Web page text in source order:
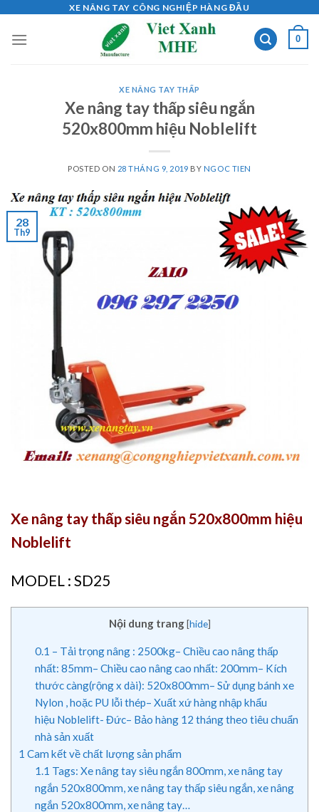
content
XE NÂNG TAY CÔNG NGHIỆP HÀNG ĐẦU
0
XE NÂNG TAY THẤP
Xe nâng tay thấp siêu ngắn
520x800mm hiệu Noblelift
POSTED ON 28 THÁNG 9, 2019 BY NGOC TIEN
28
Th9
Xe nâng tay thấp siêu ngắn 520x800mm hiệu
Noblelift
MODEL : SD25
Nội dung trang [hide]
0.1 – Tải trọng nâng : 2500kg– Chiều cao nâng thấp
nhất: 85mm– Chiều cao nâng cao nhất: 200mm– Kích
thước càng(rộng x dài): 520x800mm– Sử dụng bánh xe
Nylon , hoặc PU lỗi thép– Xuất xứ hàng nhập khẩu
hiệu Noblelift- Đức– Bảo hàng 12 tháng theo tiêu chuẩn
nhà sản xuất
1 Cam kết về chất lượng sản phẩm
1.1 Tags: Xe nâng tay siêu ngắn 800mm, xe nâng tay
ngắn 520x800mm, xe nâng tay thấp siêu ngắn, xe nâng
ngắn 520x800mm, xe nâng tay…